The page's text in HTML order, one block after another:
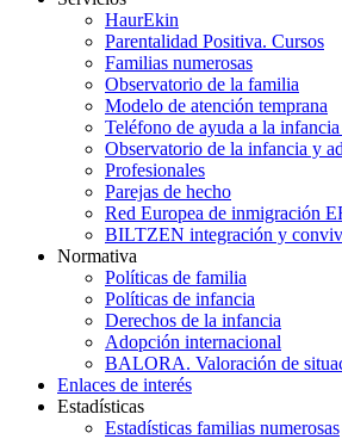
HaurEkin
Parentalidad Positiva. Cursos
Familias numerosas
Observatorio de la familia
Modelo de atención temprana
Teléfono de ayuda a la
Observatorio de la infancia y
Profesionales
Parejas de hecho
Red Europea de inmigración
BILTZEN integración y
Normativa
Políticas de familia
Políticas de infancia
Derechos de la infancia
Adopción internacional
BALORA. Valoración de
Enlaces de interés
Estadísticas
Estadísticas familias numerosas